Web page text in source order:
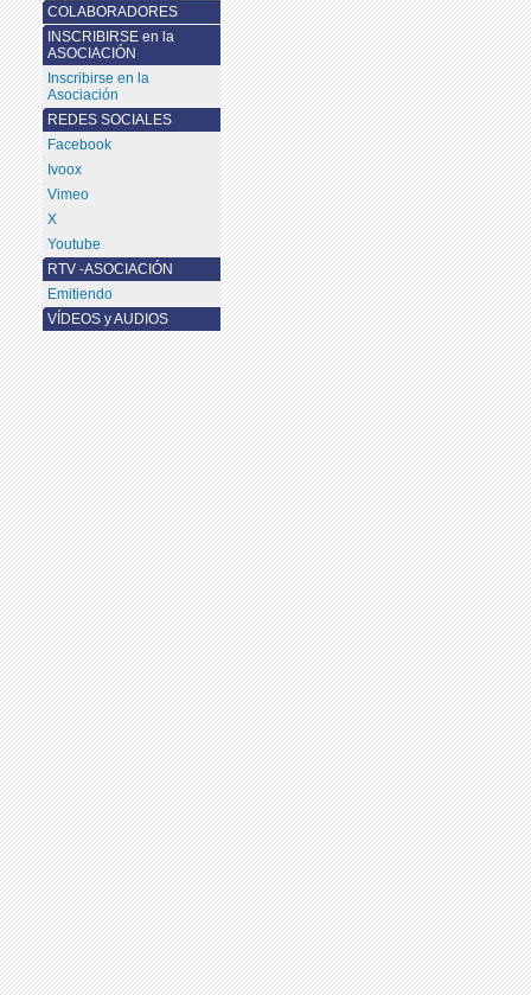
COLABORADORES
INSCRIBIRSE en la
ASOCIACIÓN
Inscribirse en la
Asociación
REDES SOCIALES
Facebook
Ivoox
Vimeo
X
Youtube
RTV -ASOCIACIÓN
Emitiendo
VÍDEOS y AUDIOS